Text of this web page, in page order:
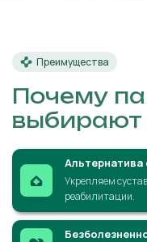
Преимущества
Почему
выбирают
Альтернатива
Укрепляем
реабилитации.